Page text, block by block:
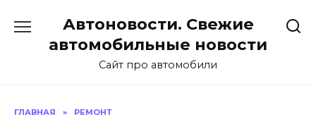
содержанию
Автоновости. Свежие
автомобильные новости
Сайт про автомобили
ГЛАВНАЯ » РЕМОНТ